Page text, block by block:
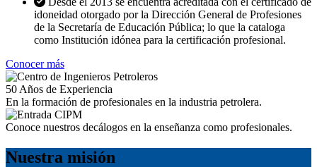
idoneidad otorgado por la Dirección General de Profesiones
de la Secretaría de Educación Pública; lo que la cataloga
como Institución idónea para la certificación profesional.
Conocer más
50 Años de Experiencia
En la formación de profesionales en la industria petrolera.
Conoce nuestros decálogos en la enseñanza como profesionales.
Nuestra misión